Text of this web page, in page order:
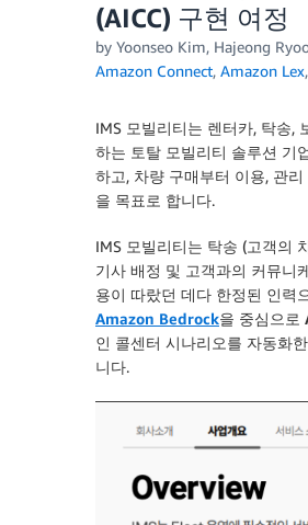
(AICC) 구현 여정
by Yoonseo Kim, Hajeong
Amazon Connect, Amazon Lex,
IMS 모빌리티는 렌터카, 탁송,
하는 토탈 모빌리티 솔루션 기
하고, 차량 구매부터 이용, 관
을 목표로 합니다.
IMS 모빌리티는 탁송 (고객의
기사 배정 및 고객과의 커뮤니
용이 따랐던 데다 한정된 인력
Amazon Bedrock을 중심으로
인 콜센터 시나리오를 자동화
니다.